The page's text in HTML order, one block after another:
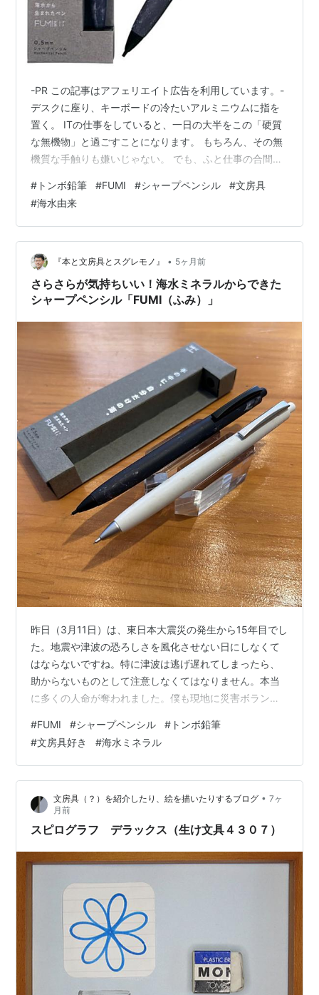
-PR この記事はアフェリエイト広告を利用しています。-
デスクに座り、キーボードの冷たいアルミニウムに指を
置く。 ITの仕事をしていると、一日の大半をこの「硬質
な無機物」と過ごすことになります。 もちろん、その無
機質な手触りも嫌いじゃない。 でも、ふと仕事の合間に
握りたいと思いませんか？ 発売から数ヶ月が経ち、文房
具店の店頭でその姿を見かける機会も増えてきました。
トンボ鉛筆の「FUMI（フミ）」。 実を言うと、仕事帰り
にショップへ寄るたび、その前で足を止めてしまう自分
がいます。 正直に言えば、まだ私のペンケースには入っ
ていません。 でも、あ…
# トンボ鉛筆 #FUMI #シャープペンシル #文房具
#海水由来
『本と文房具とスグレモノ』 • 5ヶ月前
さらさらが気持ちいい！海水ミネラルからできた
シャープペンシル「FUMI（ふみ）」
昨日（3月11日）は、東日本大震災の発生から15年目でし
た。地震や津波の恐ろしさを風化させない日にしなくて
はならないですね。特に津波は逃げ遅れてしまったら、
助からないものとして注意しなくてはなりません。本当
に多くの人命が奪われました。僕も現地に災害ボランテ
めていた物体が、津波でぐちゃぐちゃになって丸くなっ
たジャングルジムだと知ったときには驚きました。人間
が津波に巻き込まれたら生き残るのは難しいだろうと感
じました。天災はいつやってくるのかわかりません。備
えあれば憂なしといいますけど、そんな簡単なものでも
ないと思います。まずは、できることをできるだ…
#FUMI #シャープペンシル # トンボ鉛筆
#文房具好き #海水ミネラル
文房具（？）を紹介したり、絵を描いたりするブログ • 7ヶ
月前
スピログラフ デラックス（生け文具４３０７）